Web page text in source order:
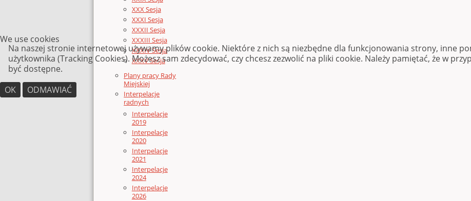
XXX Sesja
XXXI Sesja
XXXII Sesja
XXXIII Sesja
XXXIV Sesja
XXXV Sesja
Plany pracy Rady
Miejskiej
Interpelacje
radnych
Interpelacje
2019
Interpelacje
2020
Interpelacje
2021
Interpelacje
2024
Interpelacje
2026
We use cookies
Na naszej stronie internetowej używamy plików cookie. Niektóre z nich są niezbędne dla funkcjonowania strony, inne
użytkownika (Tracking Cookies). Możesz sam zdecydować, czy chcesz zezwolić na pliki cookie. Należy pamiętać, że w
być dostępne.
OK
ODMAWIAĆ